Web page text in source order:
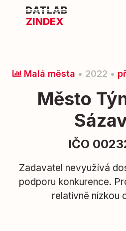
ZINDEX
Malá města • 2022 •
Město
IČO
Zadavatel nevyužívá
podporu konkurence.
relativně nízkou